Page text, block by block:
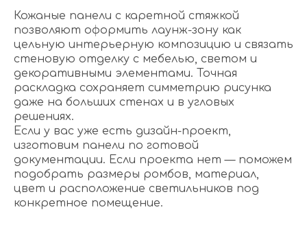
Кожаные панели с каретной стяжкой
позволяют оформить лаунж-зону как
цельную интерьерную композицию и связать
стеновую отделку с мебелью, светом и
декоративными элементами. Точная
раскладка сохраняет симметрию рисунка
даже на больших стенах и в угловых
решениях.
Если у вас уже есть дизайн-проект,
изготовим панели по готовой
документации. Если проекта нет — поможем
подобрать размеры ромбов, материал,
цвет и расположение светильников под
конкретное помещение.